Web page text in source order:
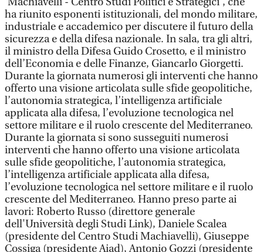
ha riunito esponenti istituzionali, del mondo militare,
industriale e accademico per discutere il futuro della
sicurezza e della difesa nazionale. In sala, tra gli altri,
il ministro della Difesa Guido Crosetto, e il ministro
dell’Economia e delle Finanze, Giancarlo Giorgetti.
Durante la giornata numerosi gli interventi che hanno
offerto una visione articolata sulle sfide geopolitiche,
l’autonomia strategica, l’intelligenza artificiale
applicata alla difesa, l’evoluzione tecnologica nel
settore militare e il ruolo crescente del Mediterraneo.
Durante la giornata si sono susseguiti numerosi
interventi che hanno offerto una visione articolata
sulle sfide geopolitiche, l’autonomia strategica,
l’intelligenza artificiale applicata alla difesa,
l’evoluzione tecnologica nel settore militare e il ruolo
crescente del Mediterraneo. Hanno preso parte ai
lavori: Roberto Russo (direttore generale
dell'Università degli Studi Link), Daniele Scalea
(presidente del Centro Studi Machiavelli), Giuseppe
Cossiga (presidente Aiad), Antonio Gozzi (presidente